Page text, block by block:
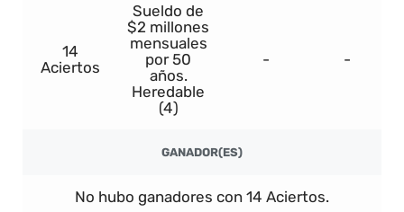
14
Aciertos
Sueldo de
$2 millones
mensuales
por 50
años.
Heredable
(4)
- -
GANADOR(ES)
No hubo ganadores con 14 Aciertos.